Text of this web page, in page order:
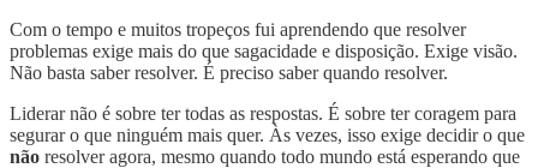
Com o tempo e muitos tropeços fui aprendendo que resolver
problemas exige mais do que sagacidade e disposição. Exige visão.
Não basta saber resolver. É preciso saber quando resolver.
Liderar não é sobre ter todas as respostas. É sobre ter coragem para
segurar o que ninguém mais quer. Às vezes, isso exige decidir o que
não resolver agora, mesmo quando todo mundo está esperando que